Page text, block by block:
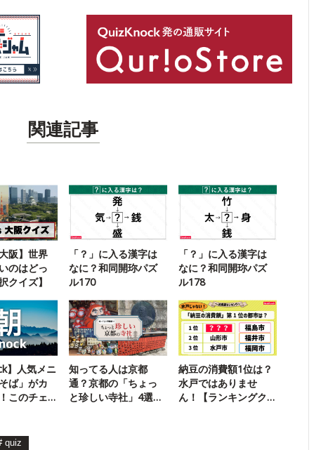
関連記事
阪】世界
のはどっ
クイズ】
「？」に入る漢字は
なに？和同開珎パズ
ル170
「？」に入る漢字は
なに？和同開珎パズ
ル178
】人気メニ
ば」がカ
このチェ
知ってる人は京都
通？京都の「ちょっ
と珍しい寺社」4選
納豆の消費額1位は？
水戸ではありませ
ん！【ランキングク
quiz